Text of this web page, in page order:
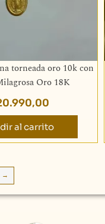
torneada oro 10k con
Oro 18K
al carrito
→